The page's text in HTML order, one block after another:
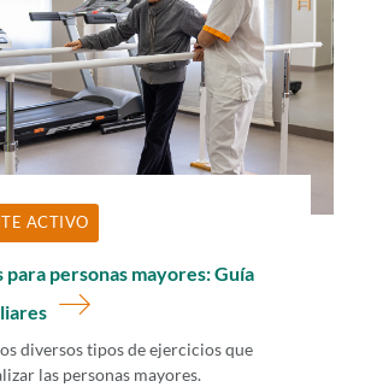
ACTIVO
para personas mayores: Guía
diversos tipos de ejercicios que
las personas mayores.